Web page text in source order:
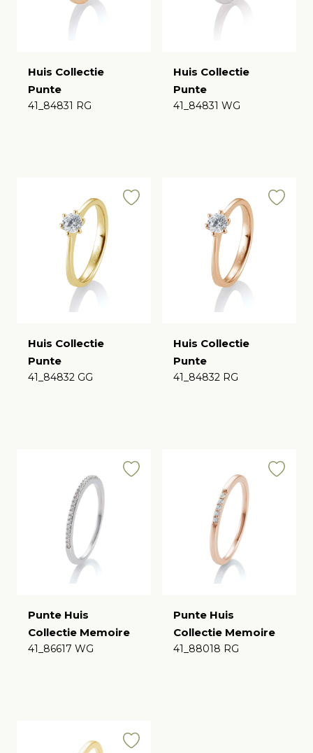
Huis Collectie
Punte
41_84831 RG
Huis Collectie
Punte
41_84831 WG
Huis Collectie
Punte
41_84832 GG
Huis Collectie
Punte
41_84832 RG
Punte Huis
Collectie Memoire
41_86617 WG
Punte Huis
Collectie Memoire
41_88018 RG